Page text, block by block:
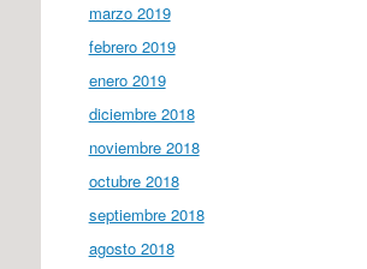
marzo 2019
febrero 2019
enero 2019
diciembre 2018
noviembre 2018
octubre 2018
septiembre 2018
agosto 2018